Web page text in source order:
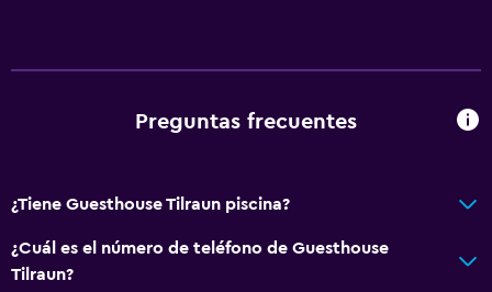
Preguntas frecuentes
¿Tiene Guesthouse Tilraun piscina?
¿Cuál es el número de teléfono de Guesthouse
Tilraun?